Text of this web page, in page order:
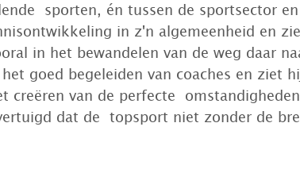
sporten, én tussen de sportsector
in z'n algemeenheid en
in het bewandelen van de weg daar
goed begeleiden van coaches en ziet
creëren van de perfecte
dat de  topsport niet zonder de